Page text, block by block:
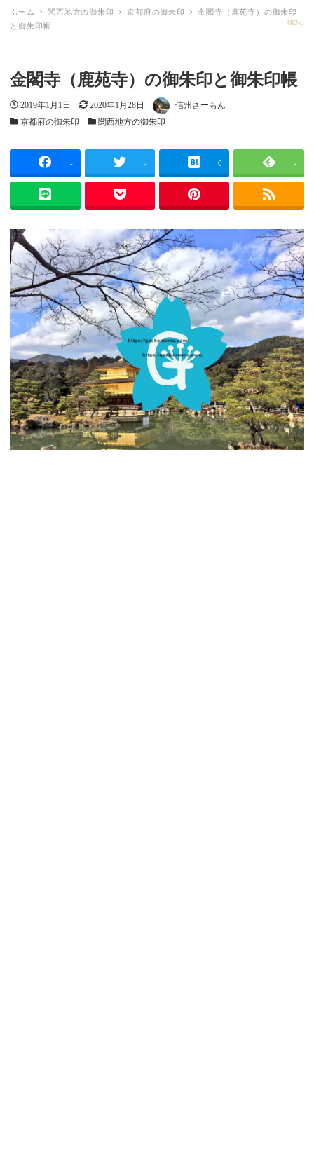
ごしゅメモ
MENU
ホーム 関西地方の御朱印 京都府の御朱印
金閣寺（鹿苑寺）の御朱印
と御朱印帳
金閣寺（鹿苑寺）の御朱印と御朱印帳
投稿日
2019年1月1日 更新日
2020年1月28日 著者
信州さーもん
カテゴリー
京都府の御朱印 カテゴリー
関西地方の御朱印
- - 0 -